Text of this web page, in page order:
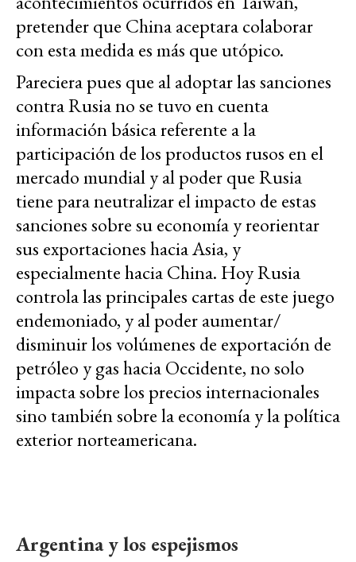
pretender que China aceptara colaborar
con esta medida es más que utópico.
Pareciera pues que al adoptar las sanciones
contra Rusia no se tuvo en cuenta
información básica referente a la
participación de los productos rusos en el
mercado mundial y al poder que Rusia
tiene para neutralizar el impacto de estas
sanciones sobre su economía y reorientar
sus exportaciones hacia Asia, y
especialmente hacia China. Hoy Rusia
controla las principales cartas de este juego
endemoniado, y al poder aumentar/
disminuir los volúmenes de exportación de
petróleo y gas hacia Occidente, no solo
impacta sobre los precios internacionales
sino también sobre la economía y la política
exterior norteamericana.
Argentina y los espejismos